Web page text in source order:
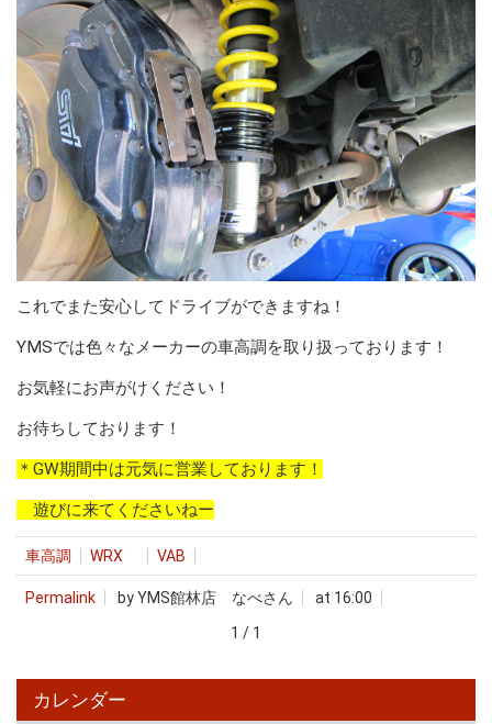
これでまた安心してドライブができますね！
YMSでは色々なメーカーの車高調を取り扱っております！
お気軽にお声がけください！
お待ちしております！
＊GW期間中は元気に営業しております！
遊びに来てくださいねー
車高調 WRX VAB
Permalink by YMS館林店 なべさん
at 16:00
1 / 1
カレンダー